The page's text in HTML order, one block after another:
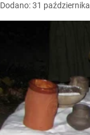
Dodano:31 października